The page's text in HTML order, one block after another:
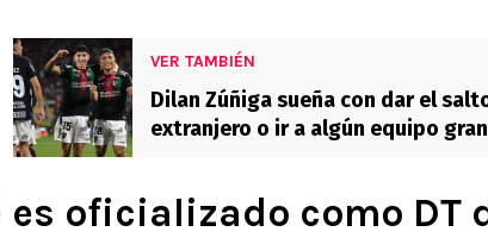
VER TAMBIÉN
Dilan Zúñiga sueña con dar el
extranjero o ir a algún equipo
es oficializado como DT